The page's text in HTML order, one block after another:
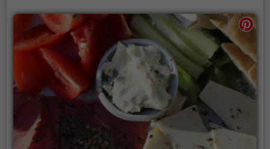
vegane und vegetarische Gerichte runden das
Angebot ab und sorgen dafür, dass wirklich jeder
Gast auf seine Kosten kommt. Hier wird Genuss
großgeschrieben - ein kulinarisches Erlebnis der
besonderen Art.